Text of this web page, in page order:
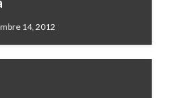
14, 2012